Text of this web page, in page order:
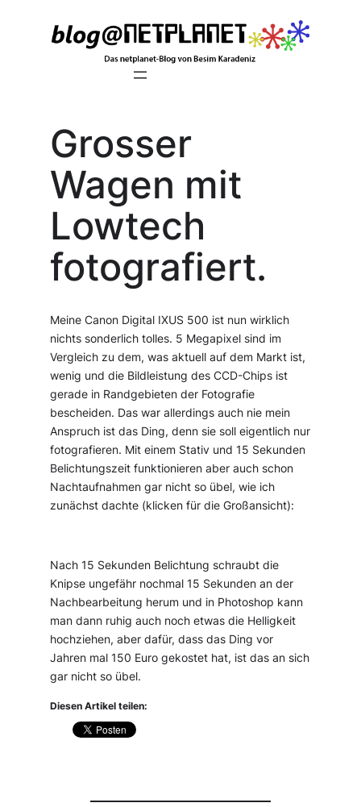
Grosser
Wagen mit
Lowtech
fotografiert.
Meine Canon Digital IXUS 500 ist nun wirklich
nichts sonderlich tolles. 5 Megapixel sind im
Vergleich zu dem, was aktuell auf dem Markt ist,
wenig und die Bildleistung des CCD-Chips ist
gerade in Randgebieten der Fotografie
bescheiden. Das war allerdings auch nie mein
Anspruch ist das Ding, denn sie soll eigentlich nur
fotografieren. Mit einem Stativ und 15 Sekunden
Belichtungszeit funktionieren aber auch schon
Nachtaufnahmen gar nicht so übel, wie ich
zunächst dachte (klicken für die Großansicht):
Nach 15 Sekunden Belichtung schraubt die
Knipse ungefähr nochmal 15 Sekunden an der
Nachbearbeitung herum und in Photoshop kann
man dann ruhig auch noch etwas die Helligkeit
hochziehen, aber dafür, dass das Ding vor
Jahren mal 150 Euro gekostet hat, ist das an sich
gar nicht so übel.
Diesen Artikel teilen: